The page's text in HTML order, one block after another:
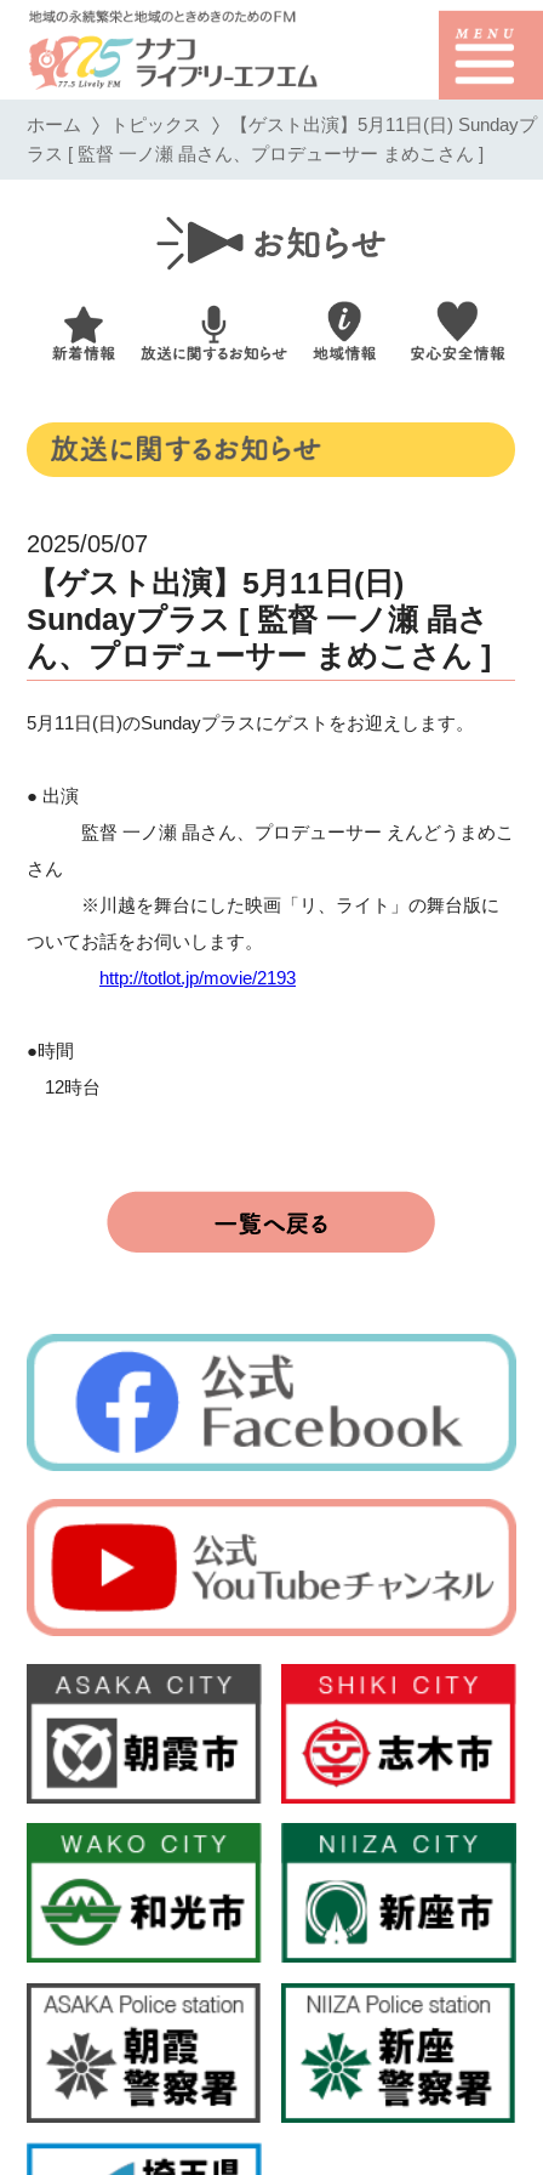
ホーム トピックス 【ゲスト出演】5月11日(日) Sundayプ
ラス [ 監督 一ノ瀬 晶さん、プロデューサー まめこさん ]
2025/05/07
【ゲスト出演】5月11日(日)
Sundayプラス [ 監督 一ノ瀬 晶さ
ん、プロデューサー まめこさん ]
5月11日(日)のSundayプラスにゲストをお迎えします。
● 出演
監督 一ノ瀬 晶さん、プロデューサー えんどうまめこ
さん
※川越を舞台にした映画「リ、ライト」の舞台版に
ついてお話をお伺いします。
http://totlot.jp/movie/2193
●時間
12時台